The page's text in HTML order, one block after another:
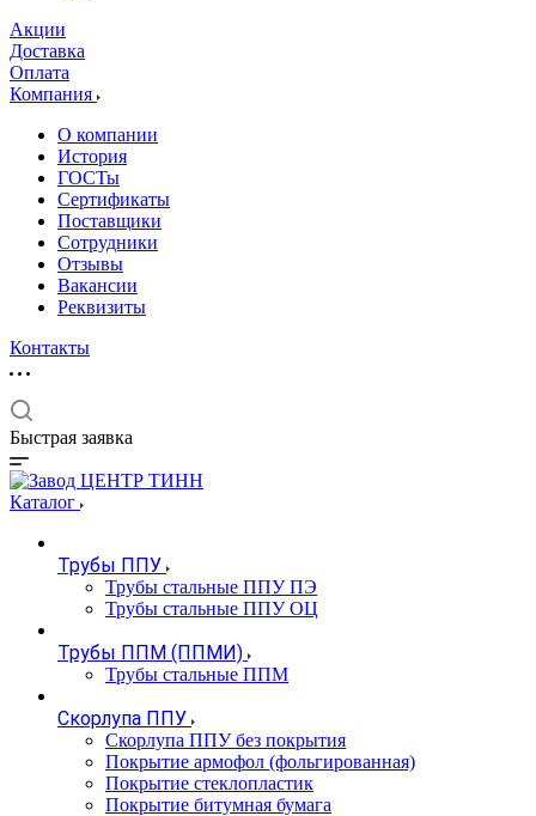
Акции
Доставка
Оплата
Компания
О компании
История
ГОСТы
Сертификаты
Поставщики
Сотрудники
Отзывы
Вакансии
Реквизиты
Контакты
Быстрая заявка
Каталог
Трубы ППУ
Трубы стальные ППУ ПЭ
Трубы стальные ППУ ОЦ
Трубы ППМ (ППМИ)
Трубы стальные ППМ
Скорлупа ППУ
Скорлупа ППУ без покрытия
Покрытие армофол (фольгированная)
Покрытие стеклопластик
Покрытие битумная бумага